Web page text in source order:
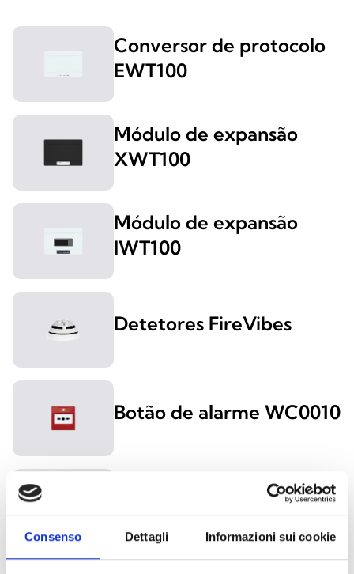
Consenso Dettagli Informazioni sui cookie
Conversor de protocolo
EWT100
Módulo de expansão
XWT100
Módulo de expansão
IWT100
Detetores FireVibes
Botão de alarme WC0010
Sinalizador de alarme
WS2000